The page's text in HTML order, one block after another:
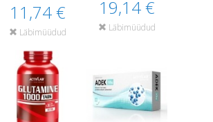
11,74 €
Läbimüüdud
19,14 €
Läbimüüdud